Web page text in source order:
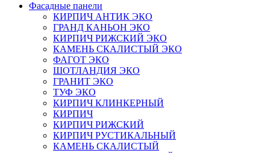
Фасадные панели
КИРПИЧ АНТИК ЭКО
ГРАНД КАНЬОН ЭКО
КИРПИЧ РИЖСКИЙ ЭКО
КАМЕНЬ СКАЛИСТЫЙ ЭКО
ФАГОТ ЭКО
ШОТЛАНДИЯ ЭКО
ГРАНИТ ЭКО
ТУФ ЭКО
КИРПИЧ КЛИНКЕРНЫЙ
КИРПИЧ
КИРПИЧ РИЖСКИЙ
КИРПИЧ РУСТИКАЛЬНЫЙ
КАМЕНЬ СКАЛИСТЫЙ